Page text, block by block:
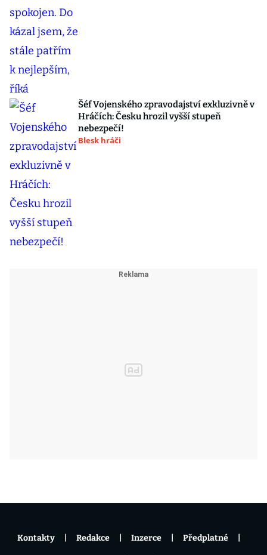
Šéf Vojenského zpravodajství exkluzivně v
Hráčích: Česku hrozil vyšší stupeň
nebezpečí!
Blesk hráči
Kontakty Redakce Inzerce Předplatné